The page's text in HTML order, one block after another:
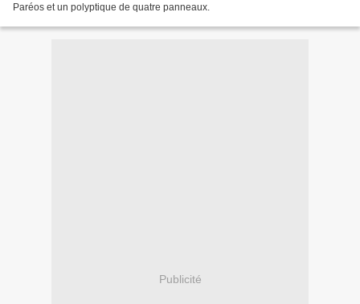
Paréos et un polyptique de quatre panneaux.
Publicité